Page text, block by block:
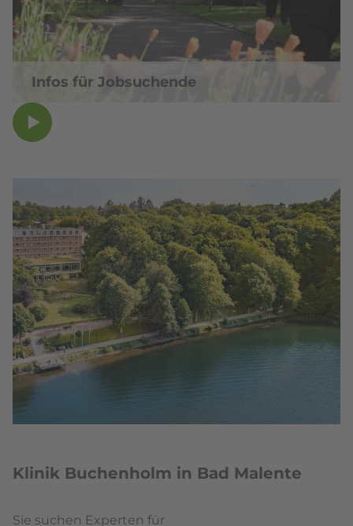
Infos für Jobsuchende
Klinik Buchenholm in Bad Malente
Sie suchen Experten für